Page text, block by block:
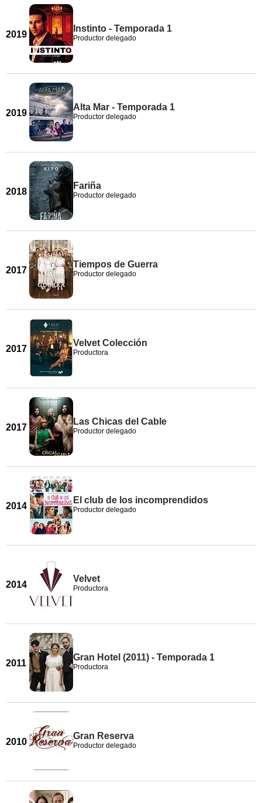
2019
Instinto - Temporada 1
Productor delegado
2019
Alta Mar - Temporada 1
Productor delegado
2018
Fariña
Productor delegado
2017
Tiempos de Guerra
Productor delegado
2017
Velvet Colección
Productora
2017
Las Chicas del Cable
Productor delegado
2014
El club de los incomprendidos
Productor delegado
2014
Velvet
Productora
2011
Gran Hotel (2011) - Temporada 1
Productora
2010
Gran Reserva
Productor delegado